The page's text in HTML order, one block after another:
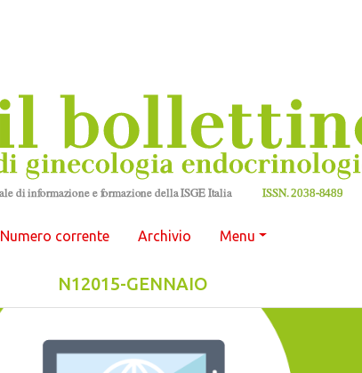
Numero corrente Archivio Menu
N12015-GENNAIO